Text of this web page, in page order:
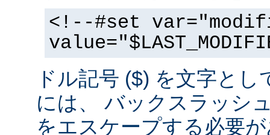
<!--#set
ドル記号 ($) を文字と
には、 バックスラッシ
をエスケープする必要